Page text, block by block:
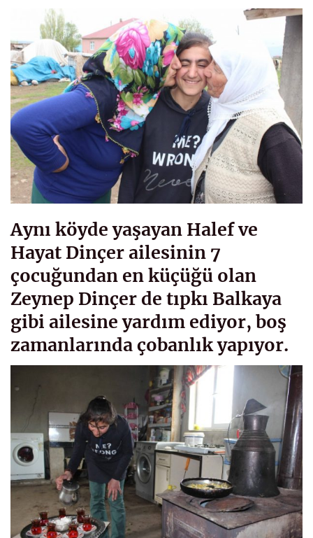
Aynı köyde yaşayan Halef ve
Hayat Dinçer ailesinin 7
çocuğundan en küçüğü olan
Zeynep Dinçer de tıpkı Balkaya
gibi ailesine yardım ediyor, boş
zamanlarında çobanlık yapıyor.